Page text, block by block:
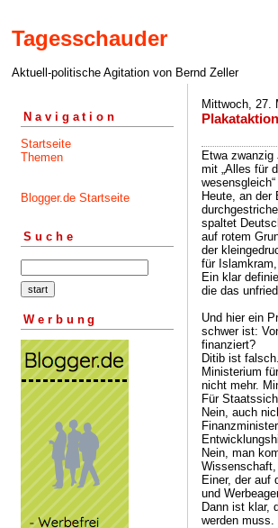
Tagesschauder
Aktuell-politische Agitation von Bernd Zeller
Navigation
Startseite
Themen
Blogger.de Startseite
Suche
Werbung
Mittwoch, 27.
Plakataktion
Etwa
mit „Alles für
Heute, an der
spaltet
auf rotem
der
für
Ein klar
die das
Und hier ein
schwer ist:
finanziert?
Ditib ist falsch.
Ministerium
nicht mehr.
Für
Nein, auch
Nein, man
Einer, der auf
und
Dann ist klar,
werden muss.